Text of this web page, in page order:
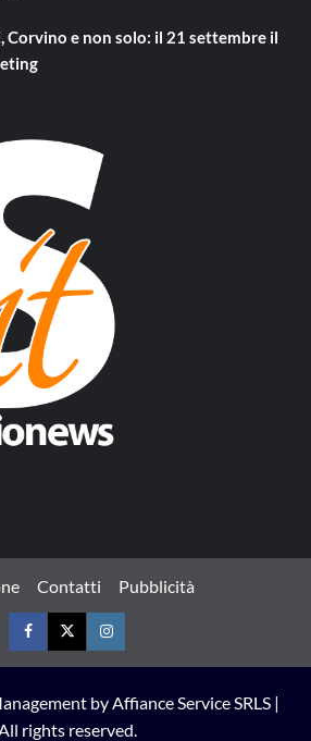
e non solo: il 21 settembre il
Contatti Pubblicità
FacebookTwitterInstagram
by Affiance Service SRLS |
rights reserved.